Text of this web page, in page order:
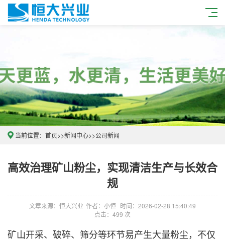
当前位置： 首页>>新闻中心>>公司新闻
高效治理矿山粉尘，实现清洁生产与长效合
规
文章来源：恒大兴业 作者：小恒 时间：2026-02-28 15:40:49
点击：499 次
矿山开采、破碎、筛分等环节易产生大量粉尘，不仅